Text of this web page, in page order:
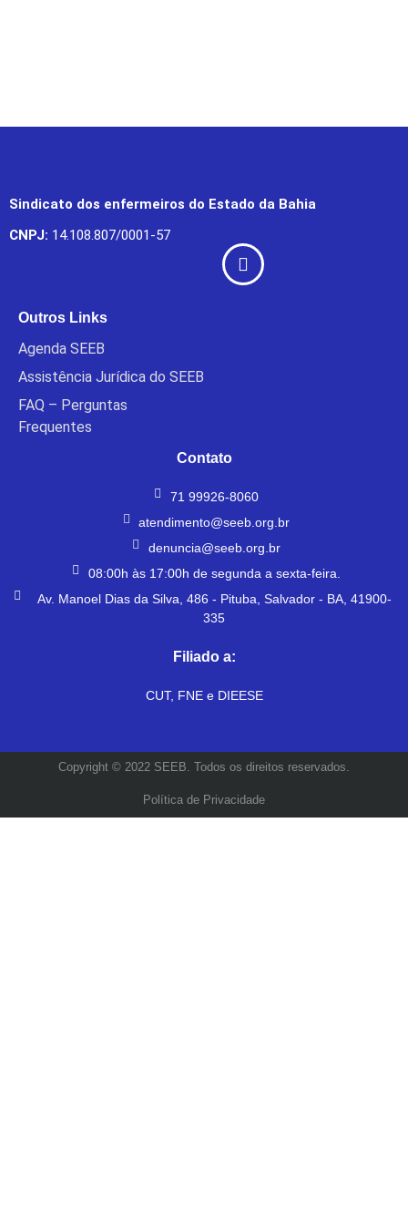
Sindicato dos enfermeiros do Estado da Bahia
CNPJ: 14.108.807/0001-57
Outros Links
Agenda SEEB
Assistência Jurídica do SEEB
FAQ – Perguntas
Frequentes
Contato
71 99926-8060
atendimento@seeb.org.br
denuncia@seeb.org.br
08:00h às 17:00h de segunda a sexta-feira.
Av. Manoel Dias da Silva, 486 - Pituba, Salvador - BA, 41900-
335
Filiado a:
CUT, FNE e DIEESE
Copyright © 2022 SEEB. Todos os direitos reservados.
Política de Privacidade